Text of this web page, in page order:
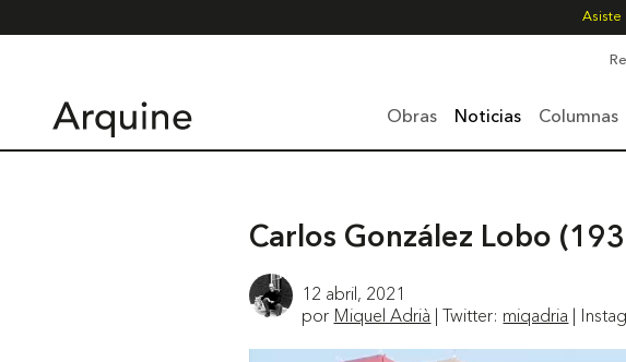
Asiste
Obras Noticias Columnas
Carlos González Lobo
12 abril, 2021
por Miquel Adrià | Twitter: miqadria |